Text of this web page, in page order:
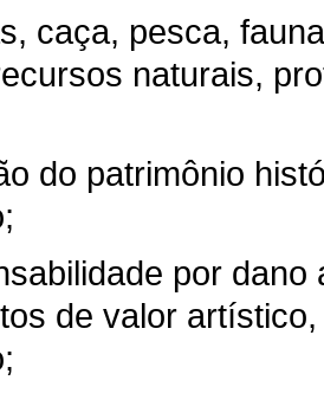
caça, pesca,
naturais,
do patrimônio
por
de valor